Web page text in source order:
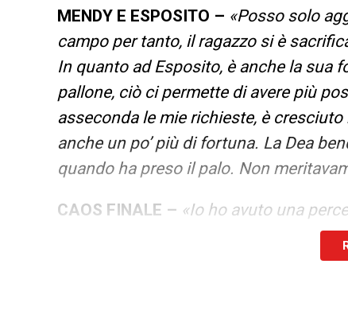
MENDY E ESPOSITO – «Posso solo
campo per tanto, il ragazzo si è
In quanto ad Esposito, è anche la sua
pallone, ciò ci permette di avere più
asseconda le mie richieste, è
anche un po’ più di fortuna. La Dea
quando ha preso il palo. Non
CAOS FINALE – «Io ho avuto una
panchina! Ho chiesto al mio
testa che Alberto abbia potuto dire